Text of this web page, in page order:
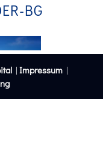
BG
|Impressum |